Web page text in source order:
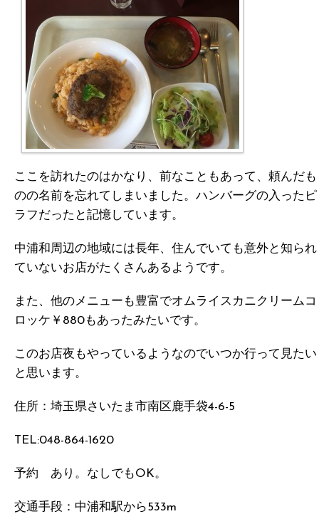
ここを訪れたのはかなり、前なこともあって、頼んだも
のの名前を忘れてしまいました。ハンバーグの入ったピ
ラフだったと記憶しています。
中浦和周辺の地域には長年、住んでいても意外と知られ
ていないお店がたくさんあるようです。
また、他のメニューも豊富でオムライスカニクリームコ
ロッケ￥880もあったみたいです。
このお店夜もやっているようなのでいつか行って見たい
と思います。
住所：埼玉県さいたま市南区鹿手袋4-6-5
TEL:048-864-1620
予約 あり。なしでもOK。
交通手段：中浦和駅から533m